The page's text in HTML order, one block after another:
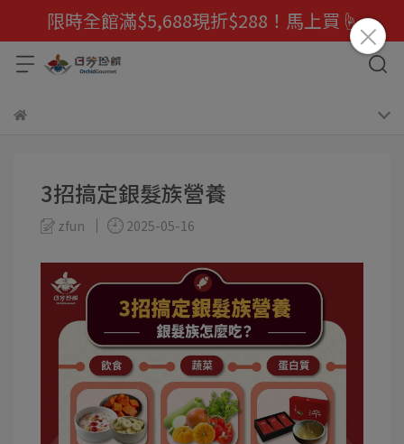
限時全館滿$5,688現折$288！馬上買☝️
3招搞定銀髮族營養
zfun 2025-05-16